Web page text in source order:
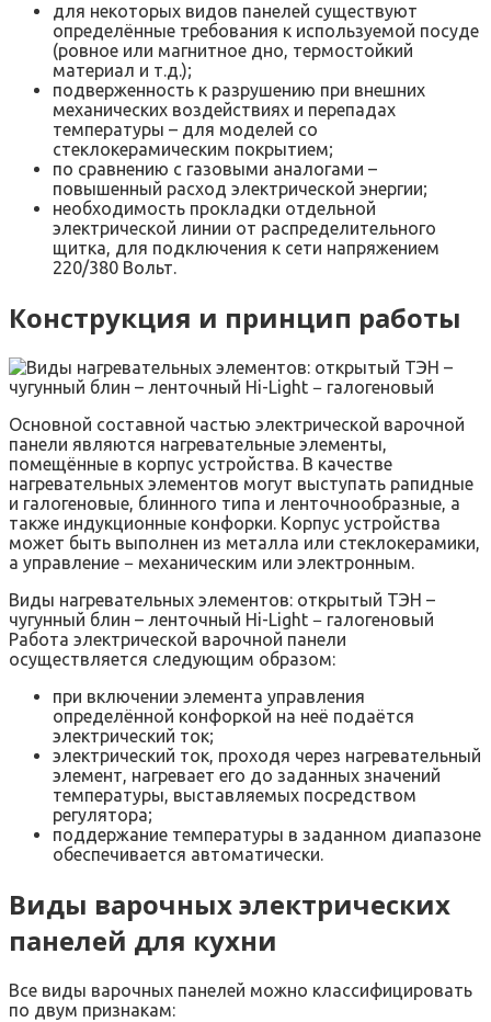
для некоторых видов панелей существуют
определённые требования к используемой посуде
(ровное или магнитное дно, термостойкий
материал и т.д.);
подверженность к разрушению при внешних
механических воздействиях и перепадах
температуры – для моделей со
стеклокерамическим покрытием;
по сравнению с газовыми аналогами –
повышенный расход электрической энергии;
необходимость прокладки отдельной
электрической линии от распределительного
щитка, для подключения к сети напряжением
220/380 Вольт.
Конструкция и принцип работы
Основной составной частью электрической варочной
панели являются нагревательные элементы,
помещённые в корпус устройства. В качестве
нагревательных элементов могут выступать рапидные
и галогеновые, блинного типа и ленточнообразные, а
также индукционные конфорки. Корпус устройства
может быть выполнен из металла или стеклокерамики,
а управление − механическим или электронным.
Виды нагревательных элементов: открытый ТЭН –
чугунный блин – ленточный Hi-Light − галогеновый
Работа электрической варочной панели
осуществляется следующим образом:
при включении элемента управления
определённой конфоркой на неё подаётся
электрический ток;
электрический ток, проходя через нагревательный
элемент, нагревает его до заданных значений
температуры, выставляемых посредством
регулятора;
поддержание температуры в заданном диапазоне
обеспечивается автоматически.
Виды варочных электрических
панелей для кухни
Все виды варочных панелей можно классифицировать
по двум признакам: